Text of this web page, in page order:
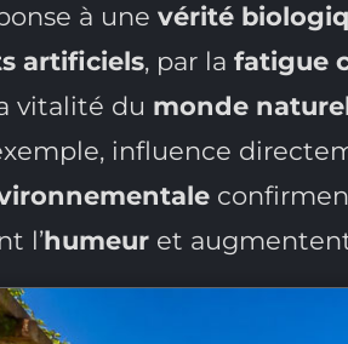
à une vérité
artificiels, par la fatigue
vitalité du monde
influence
l’humeuret